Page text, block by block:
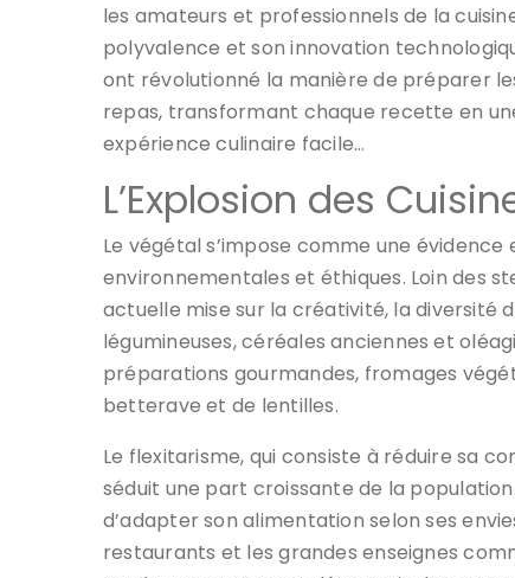
les amateurs et professionnels de la
polyvalence et son innovation
ont révolutionné la manière de préparer
repas, transformant chaque recette en
expérience culinaire facile…
L’Explosion des
Le végétal s’impose comme une
environnementales et éthiques. Loin des
actuelle mise sur la créativité, la diversité
légumineuses, céréales anciennes et
préparations gourmandes, fromages
betterave et de lentilles.
Le flexitarisme, qui consiste à réduire sa
séduit une part croissante de la
d’adapter son alimentation selon ses
restaurants et les grandes enseignes